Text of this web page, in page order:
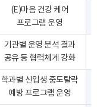
(E)마음 건강 케어
프로그램 운영
기관별 운영 분석 결과
공유 등 협력체계 강화
학과별 신입생 중도탈락
예방 프로그램 운영